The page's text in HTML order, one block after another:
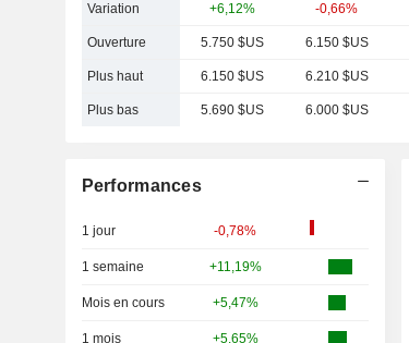
Variation +6,12% -0,66%
Ouverture 5.750 $US 6.150 $US
Plus haut 6.150 $US 6.210 $US
Plus bas 5.690 $US 6.000 $US
Performances
1 jour -0,78%
1 semaine +11,19%
Mois en cours +5,47%
1 mois +5,65%